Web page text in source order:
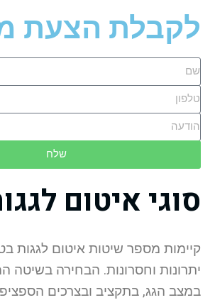
לקבלת הצעת
שלח
סוגי איטום
קיימות מספר שיטות איטום לגגות
יתרונות וחסרונות. הבחירה בשיטה
במצב הגג, בתקציב ובצרכים